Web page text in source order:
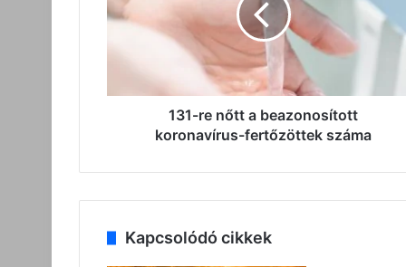
beazonosított
koronavírus-
131-re nőtt a beazonosított
koronavírus-fertőzöttek száma
Kapcsolódó cikkek